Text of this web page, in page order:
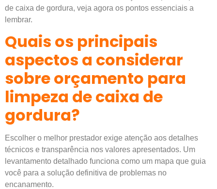
de caixa de gordura, veja agora os pontos essenciais a
lembrar.
Quais os principais
aspectos a considerar
sobre orçamento para
limpeza de caixa de
gordura?
Escolher o melhor prestador exige atenção aos detalhes
técnicos e transparência nos valores apresentados. Um
levantamento detalhado funciona como um mapa que guia
você para a solução definitiva de problemas no
encanamento.